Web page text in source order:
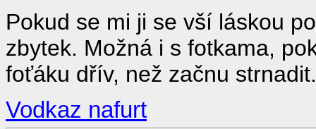
Pokud se mi ji se vší láskou
zbytek. Možná i s fotkama,
foťáku dřív, než začnu strnadit.
Vodkaz nafurt